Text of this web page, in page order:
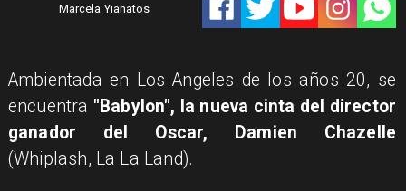
Marcela Yianatos
Ambientada en Los Angeles de los años 20, se
encuentra "Babylon", la nueva cinta del director
ganador del Oscar, Damien Chazelle
(Whiplash, La La Land).